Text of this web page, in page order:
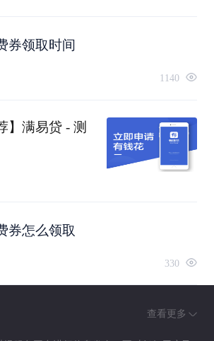
券领取时间
1140
】满易贷 - 测
券怎么领取
330
查看更多